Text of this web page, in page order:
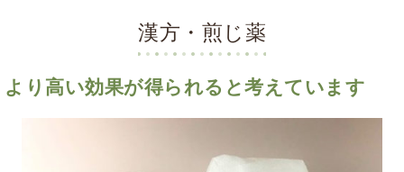
漢方・煎じ薬
より高い効果が得られると考えています